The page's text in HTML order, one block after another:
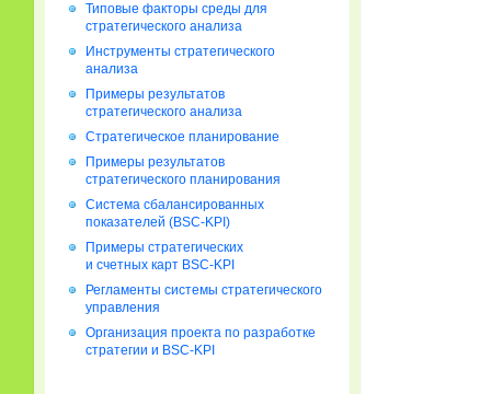
Типовые факторы среды для
стратегического анализа
Инструменты стратегического
анализа
Примеры результатов
стратегического анализа
Стратегическое планирование
Примеры результатов
стратегического планирования
Система сбалансированных
показателей (BSC-KPI)
Примеры стратегических
и счетных карт BSC-KPI
Регламенты системы стратегического
управления
Организация проекта по разработке
стратегии и BSC-KPI